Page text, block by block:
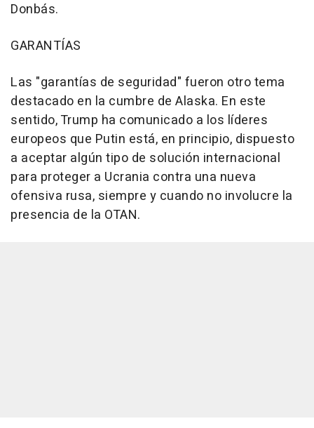
Donbás.
GARANTÍAS
Las "garantías de seguridad" fueron otro tema
destacado en la cumbre de Alaska. En este
sentido, Trump ha comunicado a los líderes
europeos que Putin está, en principio, dispuesto
a aceptar algún tipo de solución internacional
para proteger a Ucrania contra una nueva
ofensiva rusa, siempre y cuando no involucre la
presencia de la OTAN.